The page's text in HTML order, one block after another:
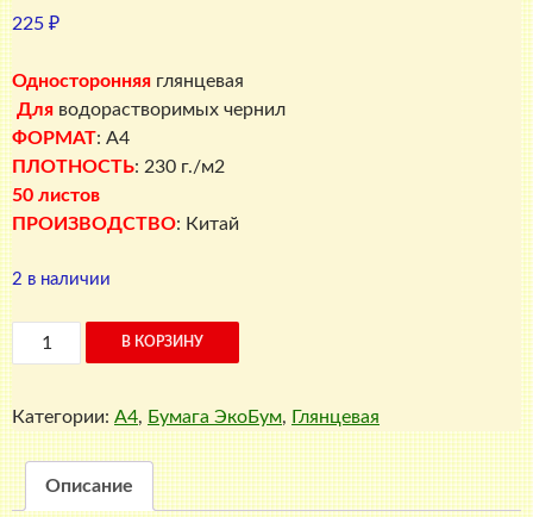
225 ₽
Односторонняя глянцевая
Для водорастворимых чернил
ФОРМАТ: A4
ПЛОТНОСТЬ: 230 г./м2
50 листов
ПРОИЗВОДСТВО: Китай
2 в наличии
Количество
товара
Глянцевая
фотобумага
односторонняя,
230
г./
В КОРЗИНУ
Категории: A4, Бумага ЭкоБум, Глянцевая
Описание